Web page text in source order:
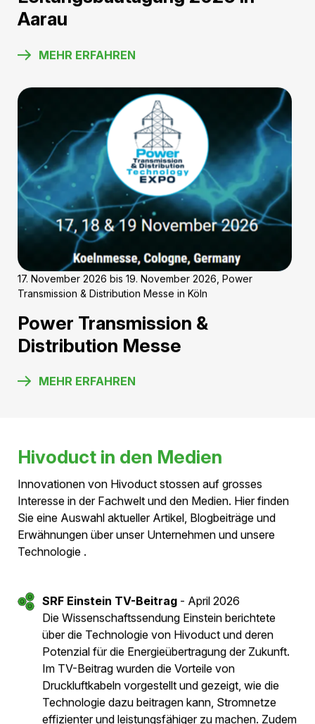
MEHR ERFAHREN
11. November 2026, Kultur- und Kongresshaus Aarau
Aarau
17. November 2026 bis 19. November 2026, Power
Transmission & Distribution Messe in Köln
Power Transmission &
Distribution Messe